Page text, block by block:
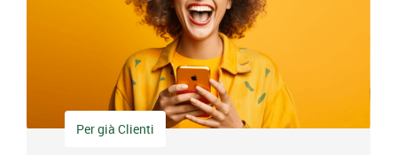
Per già Clienti